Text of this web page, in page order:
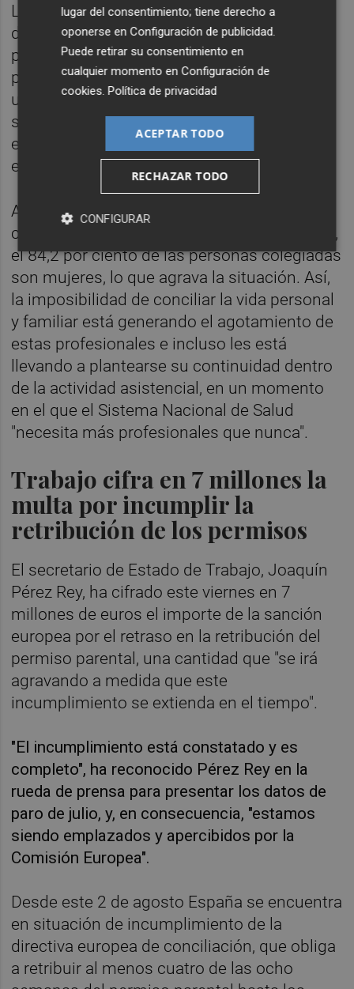
Las enfermeras se encuentran "en la diana
de profesiones con mayores dificultades"
para hacer posible la conciliación de su vida
profesional, personal y familiar. Se trata de
un "colectivo especialmente vulnerable" y
sobre el que recae el "doble peso" de la
exigencia del puesto de trabajo y de su
entorno de cuidados familiares.
A este respecto, han recordado que, en el
caso de las enfermeras, según el INE (2022),
el 84,2 por ciento de las personas colegiadas
son mujeres, lo que agrava la situación. Así,
la imposibilidad de conciliar la vida personal
y familiar está generando el agotamiento de
estas profesionales e incluso les está
llevando a plantearse su continuidad dentro
de la actividad asistencial, en un momento
en el que el Sistema Nacional de Salud
"necesita más profesionales que nunca".
Trabajo cifra en 7 millones la
multa por incumplir la
retribución de los permisos
El secretario de Estado de Trabajo, Joaquín
Pérez Rey, ha cifrado este viernes en 7
millones de euros el importe de la sanción
europea por el retraso en la retribución del
permiso parental, una cantidad que "se irá
agravando a medida que este
incumplimiento se extienda en el tiempo".
"El incumplimiento está constatado y es
completo", ha reconocido Pérez Rey en la
rueda de prensa para presentar los datos de
paro de julio, y, en consecuencia, "estamos
siendo emplazados y apercibidos por la
Comisión Europea".
Desde este 2 de agosto España se encuentra
en situación de incumplimiento de la
directiva europea de conciliación, que obliga
a retribuir al menos cuatro de las ocho
lugar del consentimiento; tiene derecho a
oponerse enConfiguración de publicidad
Puede retirar su consentimiento en
cualquier momento enConfiguración de
cookies .Política de privacidad
ACEPTAR TODO
RECHAZAR TODO
CONFIGURAR